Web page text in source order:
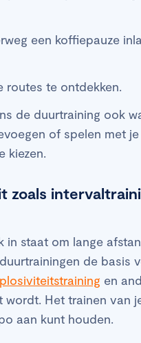
een koffiepauze
routes te ontdekken.
de duurtraining ook
of spelen met
kiezen.
zoals
staat om lange
de basis
en
Het trainen van
aan kunt houden.